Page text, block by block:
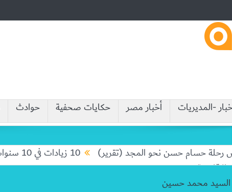
-المديريات أخبار مصر حكايات صحفية حوادث
حسام حسن نحو المجد (تقرير) 10 زيادات في 10 سنوات.. هل حان الوقت لرفع دعم البنزين نهائيا؟
محمد حسين